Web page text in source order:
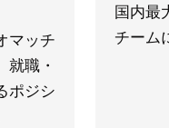
マッチ
職・
ポジシ
国内最
チーム